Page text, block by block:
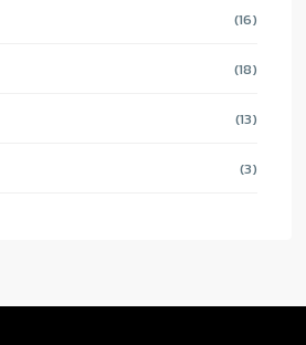
(16)
(18)
(13)
(3)